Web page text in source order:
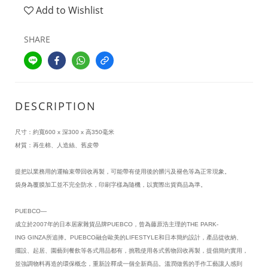
Add to Wishlist
SHARE
DESCRIPTION
尺寸：約寬600 x 深300 x 高350毫米
材質：再生棉、人造絲、舊皮帶
提把以業務用的運輸束帶回收再製，可能帶有使用後的髒污及褪色等為正常現象。
袋身為覆膜加工並不完全防水，印刷字樣為隨機，以實際出貨商品為準。
PUEBCO—
成立於2007年的日本居家雜貨品牌PUEBCO，曾為藤原浩主理的THE PARK-
ING GINZA所追捧。PUEBCO融合歐美的LIFESTYLE和日本簡約設計，產品從收納、
擺設、起居、園藝到餐飲等各式用品都有，挑戰使用各式舊物回收再製，提倡簡約實用，
並強調物料再造的環保概念，重新詮釋成一個全新商品。溫潤做舊的手作工藝讓人感到